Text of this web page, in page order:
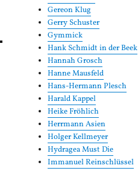
Gereon Klug
Gerry Schuster
Gymmick
Hank Schmidt in der Beek
Hannah Grosch
Hanne Mausfeld
Hans-Hermann Plesch
Harald Kappel
Heike Fröhlich
Herrmann Asien
Holger Kellmeyer
Hydragea Must Die
Immanuel Reinschlüssel